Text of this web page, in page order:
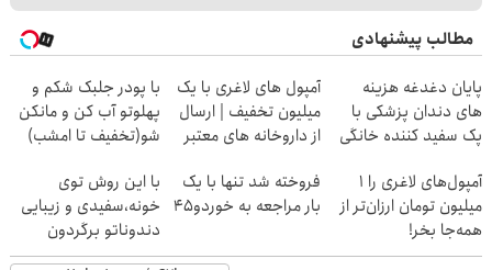
مطالب پیشنهادی
پایان دغدغه هزینه
های دندان پزشکی با
پک سفید کننده خانگی
آمپول های لاغری با یک
میلیون تخفیف | ارسال
از داروخانه های معتبر
با پودر جلبک شکم و
پهلوتو آب کن و مانکن
شو(تخفیف تا امشب)
آمپول‌های لاغری را ۱
میلیون تومان ارزان‌تر از
همه‌جا بخر!
فروخته شد تنها با یک
بار مراجعه به خوردو45
با این روش توی
خونه،سفیدی و زیبایی
دندوناتو برگردون
(40%off)